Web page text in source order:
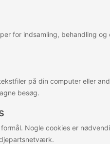
for indsamling, behandling
på din computer eller
besøg.
Nogle cookies er